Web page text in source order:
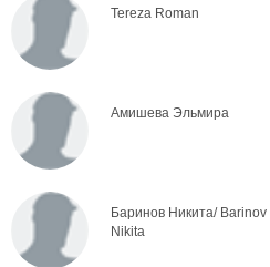
Tereza Roman
Амишева Эльмира
Баринов Никита/ Barinov
Nikita